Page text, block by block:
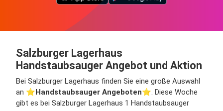
Salzburger Lagerhaus
Handstaubsauger Angebot und Aktion
Bei Salzburger Lagerhaus finden Sie eine große Auswahl
an ⭐️Handstaubsauger Angeboten⭐️. Diese Woche
gibt es bei Salzburger Lagerhaus 1 Handstaubsauger